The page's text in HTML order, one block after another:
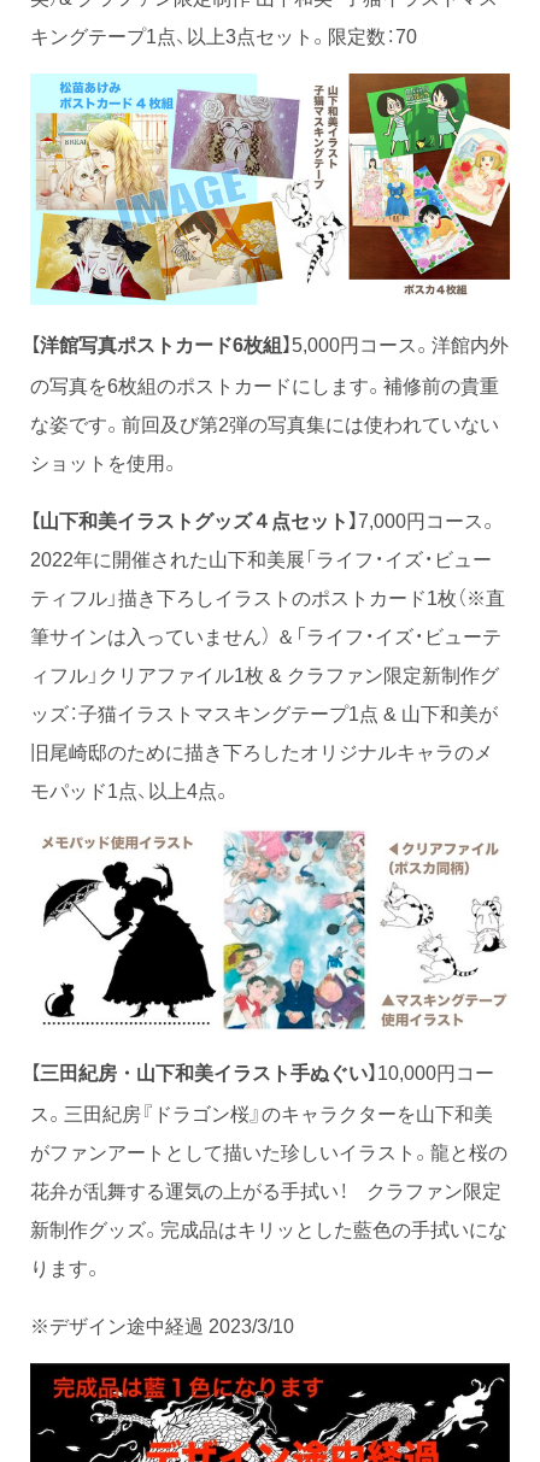
キングテープ1点、以上3点セット。限定数：70
【洋館写真ポストカード6枚組 】5,000円コース。洋館内外
の写真を6枚組のポストカードにします。補修前の貴重
な姿です。前回及び第2弾の写真集には使われていない
ショットを使用。
【山下和美イラストグッズ４点セット】7,000円コース。
2022年に開催された山下和美展「ライフ・イズ・ビュー
ティフル」描き下ろしイラストのポストカード1枚（※直
筆サインは入っていません） ＆「ライフ・イズ・ビューテ
ィフル」クリアファイル1枚 & クラファン限定新制作グ
ッズ：子猫イラストマスキングテープ1点 & 山下和美が
旧尾崎邸のために描き下ろしたオリジナルキャラのメ
モパッド1点、以上4点。
【三田紀房・山下和美イラスト手ぬぐい】10,000円コー
ス。三田紀房『ドラゴン桜』のキャラクターを山下和美
がファンアートとして描いた珍しいイラスト。龍と桜の
花弁が乱舞する運気の上がる手拭い！ クラファン限定
新制作グッズ。完成品はキリッとした藍色の手拭いにな
ります。
※デザイン途中経過 2023/3/10